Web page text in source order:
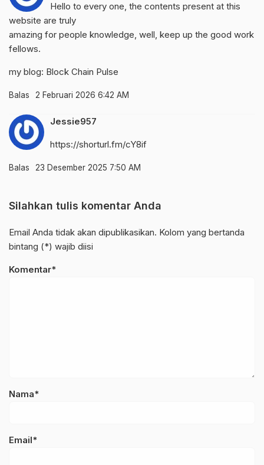
Hello to every one, the contents present at this
website are truly
amazing for people knowledge, well, keep up the good work
fellows.
my blog: Block Chain Pulse
Balas 2 Februari 2026 6:42 AM
Jessie957
https://shorturl.fm/cY8if
Balas 23 Desember 2025 7:50 AM
Silahkan tulis komentar Anda
Email Anda tidak akan dipublikasikan. Kolom yang bertanda
bintang (*) wajib diisi
Komentar*
Nama*
Email*